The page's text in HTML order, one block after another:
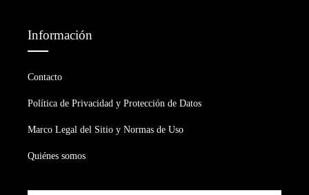
Información
Contacto
Política de Privacidad y Protección de Datos
Marco Legal del Sitio y Normas de Uso
Quiénes somos